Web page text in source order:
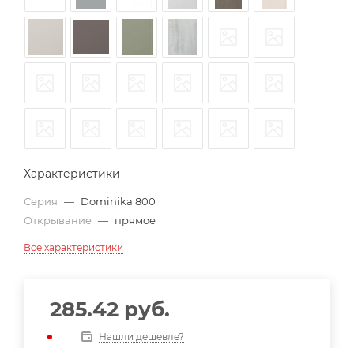
Характеристики
Серия — Dominika 800
Открывание — прямое
Все характеристики
285.42 руб.
Нашли дешевле?